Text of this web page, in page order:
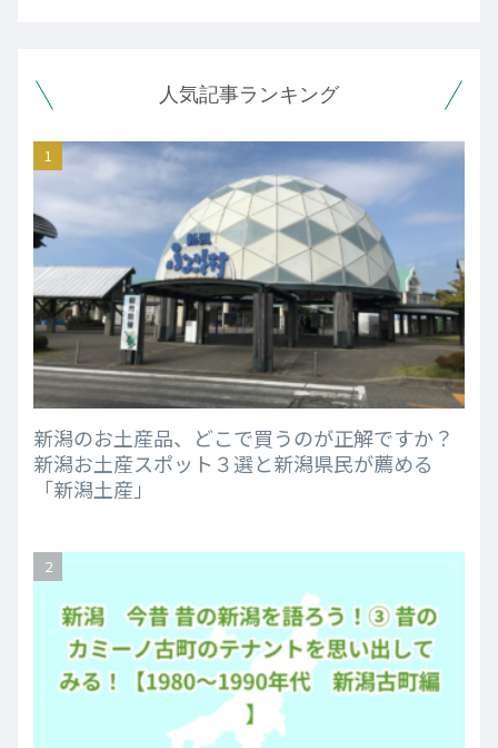
人気記事ランキング
新潟のお土産品、どこで買うのが正解ですか？
新潟お土産スポット３選と新潟県民が薦める
「新潟土産」